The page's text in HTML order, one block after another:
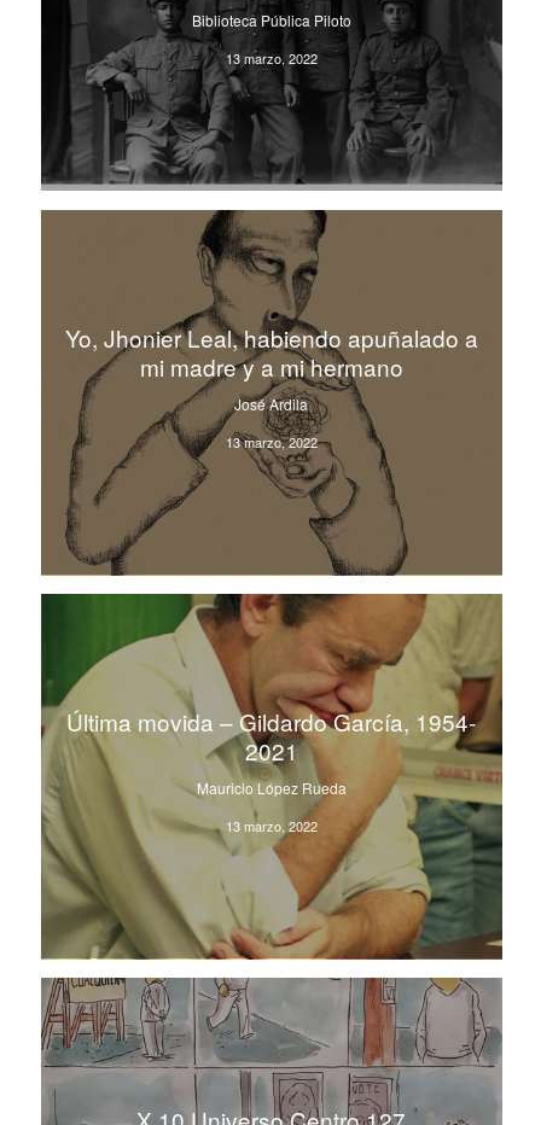
Biblioteca Pública Piloto
13 marzo, 2022
Yo, Jhonier Leal, habiendo apuñalado a
mi madre y a mi hermano
José Ardila
13 marzo, 2022
Última movida – Gildardo García, 1954-
2021
Mauricio López Rueda
13 marzo, 2022